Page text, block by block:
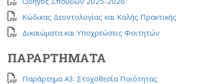
Κώδικας Δεοντολογίας και Καλής Πρακτικής
Δικαιώματα και Υποχρεώσεις Φοιτητών
ΠΑΡΑΡΤΗΜΑΤΑ
Παράρτημα Α3: Στοχοθεσία Ποιότητας